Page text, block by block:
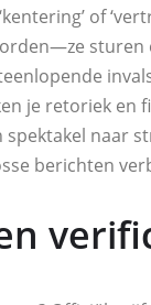
of
sturen
je retoriek en
naar
berichten